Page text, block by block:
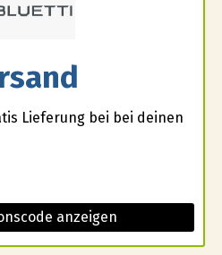
Lieferung bei bei deinen
anzeigen